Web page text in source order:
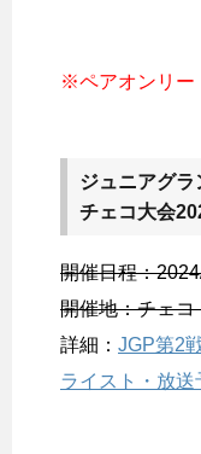
※ペアオンリー
ジュニアグラ
チェコ大会
開催日程：
開催地：チェ
詳細： JGP第2
ライスト・放送